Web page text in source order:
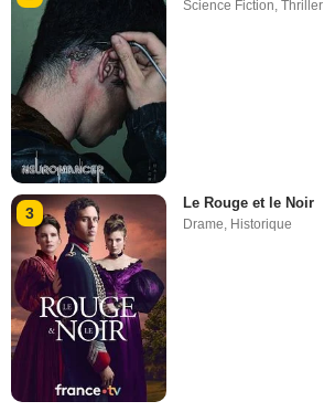
Science Fiction,Thriller
3
Le Rouge et le Noir
Drame, Historique